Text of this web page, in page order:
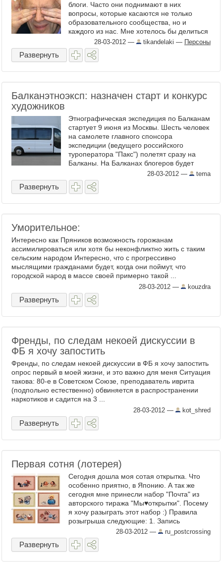
блоги. Часто они поднимают в них
вопросы, которые касаются не только
образовательного сообщества, но и
каждого из нас. Мне хотелось бы делиться
с вами самыми ...
28-03-2012 — tikandelaki — Персоны
Развернуть
Балканэтноэксп: назначен старт и конкурс
художников
Этнографическая экспедиция по Балканам
стартует 9 июня из Москвы. Шесть человек
на самолете главного спонсора
экспедиции (ведущего российского
туроператора "Пакс") полетят сразу на
Балканы. На Балканах блогеров будет
ждать Блогомобиль на 18 ...28-03-2012 — tema
Развернуть
Уморительное:
Интересно как Пряников возможность горожанам
ассимилироваться или хотя бы неконфликтно жить с таким
сельским народом Интересно, что c прогрессивно
мыслящими гражданами будет, когда они поймут, что
городской народ в массе своей примерно такой ...
28-03-2012 — kouzdra
Развернуть
Френды, по следам некоей дискуссии в
ФБ я хочу запостить
Френды, по следам некоей дискуссии в ФБ я хочу запостить
опрос первый в моей жизни, и это важно для меня Ситуация
такова: 80-е в Советском Союзе, преподаватель иврита
(подпольно естественно) обвиняется в распространении
наркотиков и садится на 3 ...
28-03-2012 — kot_shred
Развернуть
Первая сотня (лотерея)
Сегодня дошла моя сотая открытка. Что
особенно приятно, в Японию. А так же
сегодня мне принесли набор "Почта" из
авторского тиража "Мы♥открытки". Посему
я хочу разыграть этот набор :) Правила
розыгрыша следующие: 1. Запись
участников производится ...
28-03-2012 — ru_postcrossing
Развернуть